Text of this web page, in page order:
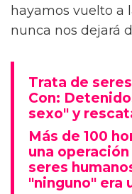
hayamos vuelto a
nunca nos dejará
Trata de
Con:
sexo" y
Más de 100
una
seres
"ninguno" era